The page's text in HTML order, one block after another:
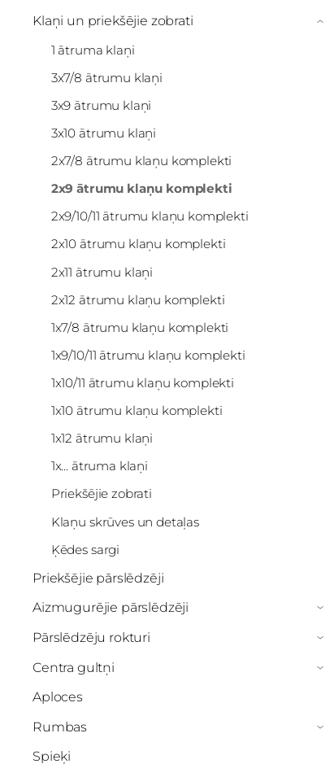
Klaņi un priekšējie zobrati
1 ātruma klaņi
3x7/8 ātrumu klaņi
3x9 ātrumu klaņi
3x10 ātrumu klaņi
2x7/8 ātrumu klaņu komplekti
2x9 ātrumu klaņu komplekti
2x9/10/11 ātrumu klaņu komplekti
2x10 ātrumu klaņu komplekti
2x11 ātrumu klaņi
2x12 ātrumu klaņu komplekti
1x7/8 ātrumu klaņu komplekti
1x9/10/11 ātrumu klaņu komplekti
1x10/11 ātrumu klaņu komplekti
1x10 ātrumu klaņu komplekti
1x12 ātrumu klaņi
1x... ātruma klaņi
Priekšējie zobrati
Klaņu skrūves un detaļas
Ķēdes sargi
›
Priekšējie pārslēdzēji
Aizmugurējie pārslēdzēji
›
Pārslēdzēju rokturi ›
Centra gultņi ›
Aploces
Rumbas
›
Spieķi